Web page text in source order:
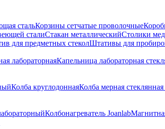
стальКорзины сетчатые проволочные
сталиСтакан металлическийСтолики
для предметных стеколШтативы для
лабораторнаяКапельница лабораторная
Колба круглодоннаяКолба мерная
Колбонагреватель Joanlab